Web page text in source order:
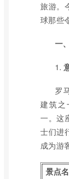
旅游。
球那些
一
1.
罗
建筑之
一。这
士们进
成为游
景点名